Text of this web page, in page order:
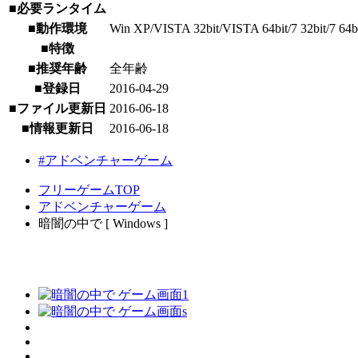
■必要ランタイム
■動作環境
Win XP/VISTA 32bit/VISTA 64bit/7 32bit/7
■特徴
■推奨年齢
全年齢
■登録日
2016-04-29
■ファイル更新日 2016-06-18
■情報更新日
2016-06-18
#アドベンチャーゲーム
フリーゲームTOP
アドベンチャーゲーム
暗闇の中で [ Windows ]